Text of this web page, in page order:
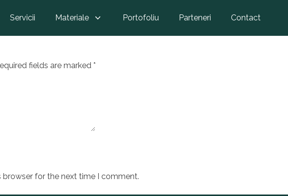
Servicii Materiale Portofoliu Parteneri Contact
fields are marked *
browser for the next time I comment.